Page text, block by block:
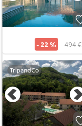
- 22 % 494 €
TripandCo